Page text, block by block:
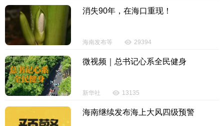
下，融资成本的比较优势不断凸显，加之在外部环境
和全球金融市场发生较大变化的背景下，人民币汇率
依然能保持基本稳定。无论对外资发行人还是外资投
融资成本，后者可分散投资实现避险。因此，国际知
名机构青睐熊猫债，是出于对中国制度环境、发展预
期和人民币的高度认可。
而且，发行熊猫债是主动融资行为，这反映出更
消失90年，在海口重现！
海南发布等 29394
微视频｜总书记心系全民健身
新华社 13135
海南继续发布海上大风四级预警